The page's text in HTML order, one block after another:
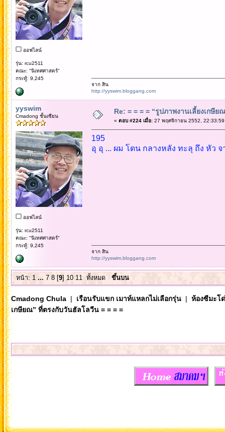
ออฟไลน์
รุ่น: rcu2511
คณะ: "นิเทศศาสตร์"
กระทู้: 9,245
จาก สิน
http://yyswim.bloggang.com
yyswim
Cmadong ชั้นเซียน
ออฟไลน์
รุ่น: rcu2511
คณะ: "นิเทศศาสตร์"
กระทู้: 9,245
Re: = = = = “รูปภาพงานเลี้ยงเกษี
« ตอบ #224 เมื่อ:27 พฤศจิกายน 2552, 22:33:59
195
อุ อุ ... ผม โดน กลางหลัง ทะลุ ถึง หัว จ
จาก สิน
http://yyswim.bloggang.com
หน้า:1 ... 7 8[9] 10 11 ทั้งหมด ขึ้นบน
Cmadong Chula| เรือนรับแขก เมาท์แหลกไม่เลือกรุ่น| ห้องซีมะโ
เกษียณ” ที่ตรงกับวันฮัลโลวีน = = = =